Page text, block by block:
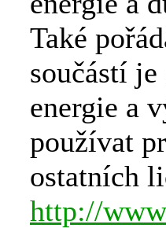
Také
součástí
energie a
používat
ostatních
http://